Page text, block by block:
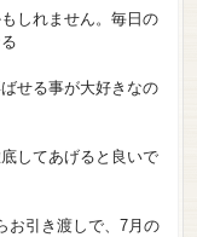
しれません。毎日の
せる事が大好きなの
してあげると良いで
お引き渡しで、7月の